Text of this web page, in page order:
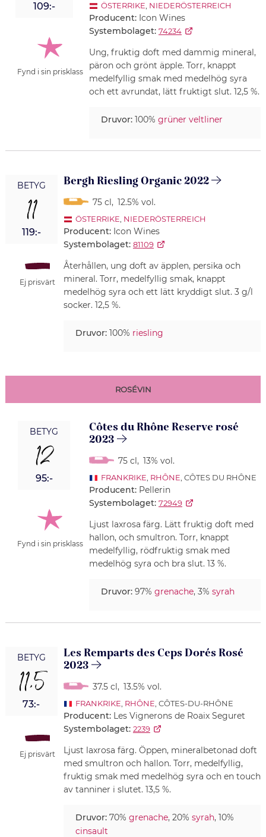
109:-
Fynd i sin prisklass
ÖSTERRIKE NIEDERÖSTERREICH
Producent: Icon Wines
Systembolaget: 74234
Ung, fruktig doft med dammig mineral,
päron och grönt äpple. Torr, knappt
medelfyllig smak med medelhög syra
och ett avrundat, lätt fruktigt slut. 12,5 %.
Druvor:100% grüner veltliner
BETYG
11
119:-
Ej prisvärt
Bergh Riesling Organic 2022
75 cl, 12.5% vol.
ÖSTERRIKE NIEDERÖSTERREICH
Producent: Icon Wines
Systembolaget: 81109
Återhållen, ung doft av äpplen, persika och
mineral. Torr, medelfyllig smak, knappt
medelhög syra och ett lätt kryddigt slut. 3 g/l
socker. 12,5 %.
Druvor:100% riesling
ROSÉVIN
BETYG
12
95:-
Fynd i sin prisklass
Côtes du Rhône Reserve rosé
2023
75 cl, 13% vol.
FRANKRIKE RHÔNE , CÔTES DU RHÔNE
Producent: Pellerin
Systembolaget: 72949
Ljust laxrosa färg. Lätt fruktig doft med
hallon, och smultron. Torr, knappt
medelfyllig, rödfruktig smak med
medelhög syra och bra slut. 13 %.
Druvor:97% grenache, 3% syrah
BETYG
11,5
73:-
Ej prisvärt
Les Remparts des Ceps Dorés Rosé
2023
37.5 cl, 13.5% vol.
FRANKRIKE RHÔNE , CÔTES-DU-RHÔNE
Producent: Les Vignerons de Roaix Seguret
Systembolaget: 2239
Ljust laxrosa färg. Öppen, mineralbetonad doft
med smultron och hallon. Torr, medelfyllig,
fruktig smak med medelhög syra och en touch
av tanniner i slutet. 13,5 %.
Druvor:70% grenache, 20% syrah, 10%
cinsault